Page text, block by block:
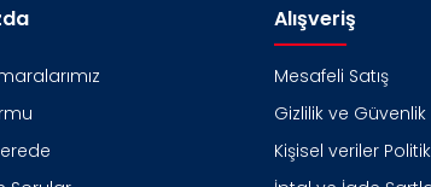
Alışveriş
Mesafeli Satış
Gizlilik ve Güvenlik
Kişisel veriler